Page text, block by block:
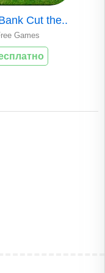
Cut the..
Games